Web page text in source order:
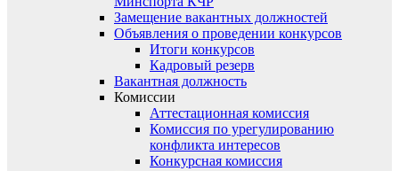
Замещение вакантных должностей
Объявления о проведении конкурсов
Итоги конкурсов
Кадровый резерв
Вакантная должность
Комиссии
Аттестационная комиссия
Комиссия по урегулированию
конфликта интересов
Конкурсная комиссия